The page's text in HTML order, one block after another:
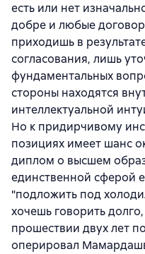
есть или нет
добре и любые
приходишь в
согласования, лишь
фундаментальных
стороны находятся
интеллектуальной
Но к придирчивому
позициях имеет шанс
диплом о высшем
единственной сферой
"подложить под
хочешь говорить
прошествии двух лет
оперировал